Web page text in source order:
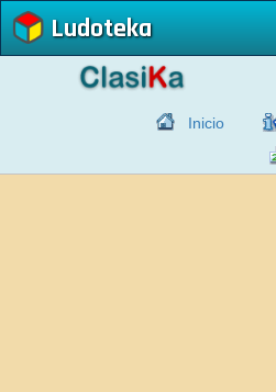
Ludoteka
Inicio